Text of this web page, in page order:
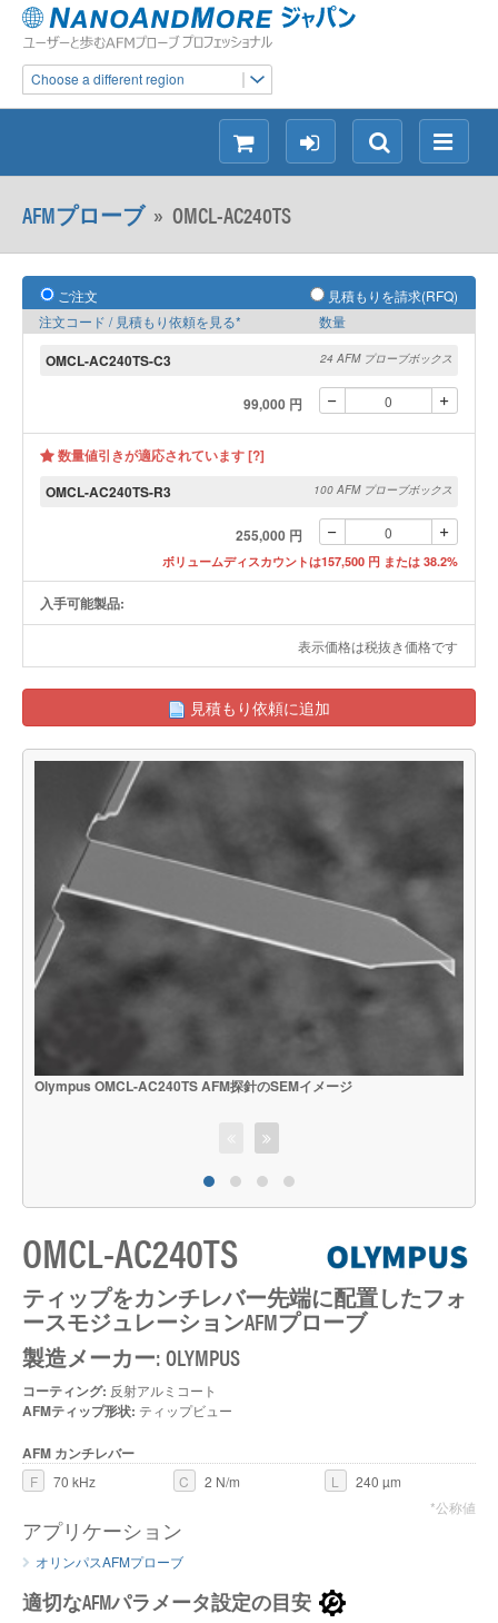
Choose a different region
メ
ニ
検
索
ロ
グ
シ
ョ
ッ
ン
AFMプローブ» OMCL-AC240TS
ご注文
見積もりを請求(RFQ)
注文コード / 見積もり依頼を見る*
数量
OMCL-AC240TS-C3 24 AFM プローブボックス
99,000 円
数量値引きが適応されています [?]
OMCL-AC240TS-R3
100 AFM プローブボックス
255,000 円
ボリュームディスカウントは157,500 円 または 38.2%
入手可能製品:
表示価格は税抜き価格です
見積もり依頼に追加
Olympus OMCL-AC240TS AFM探針のSEMイメージ
OMCL-AC240TS
ティップをカンチレバー先端に配置したフォ
ースモジュレーションAFMプローブ
製造メーカー: OLYMPUS
コーティング: 反射アルミコート
AFMティップ形状: ティップビュー
AFM カンチレバー
F 70 kHz C 2 N/m L
240 µm
*公称値
アプリケーション
オリンパスAFMプローブ
適切なAFMパラメータ設定の目安